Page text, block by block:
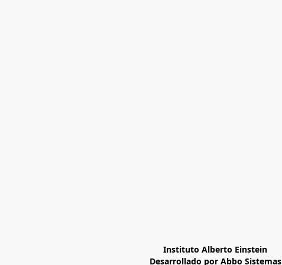
Instituto Alberto Einstein
Desarrollado por Abbo Sistemas